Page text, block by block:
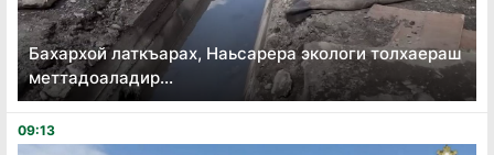
Бахархой латкъарах, Наьсарера экологи толхаераш
меттадоаладир...
09:13